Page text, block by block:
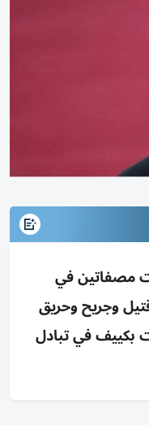
مصفاتين في
وجريح وحريق
بكييف في تبادل